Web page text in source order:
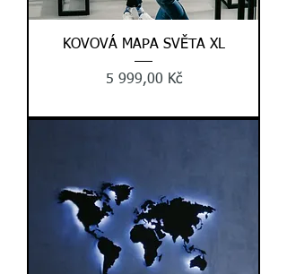
KOVOVÁ MAPA SVĚTA XL
Cena
5 999,00 Kč